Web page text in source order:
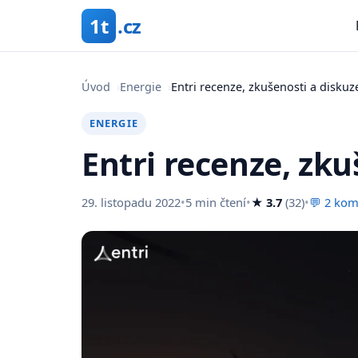
1t .cz
Úvod ›Energie ›Entri recenze, zkušenosti a
ENERGIE
Entri recenze,
29. listopadu 2022•5 min čtení•★ 3.7 (32)•💬 2